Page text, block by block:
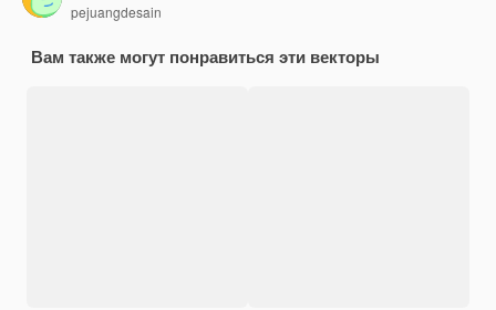
pejuangdesain
Вам также могут понравиться эти векторы